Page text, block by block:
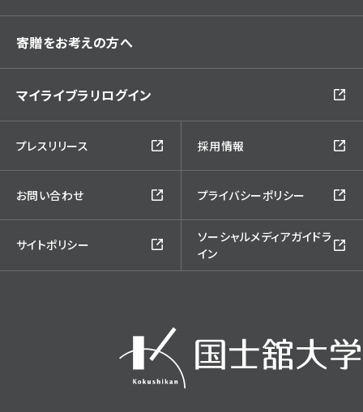
寄贈をお考えの方へ
マイライブラリログイン
プレスリリース 採用情報
お問い合わせ プライバシーポリシー
サイトポリシー
ソーシャルメディアガイドラ
イン